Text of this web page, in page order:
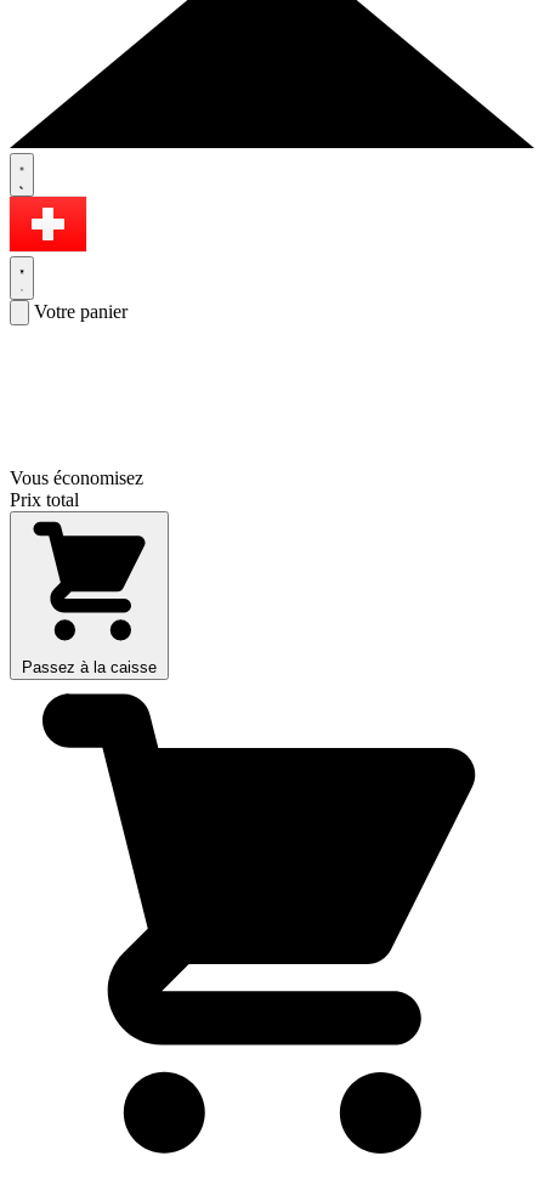
Votre panier
Vous économisez
Prix total
Passez à la caisse